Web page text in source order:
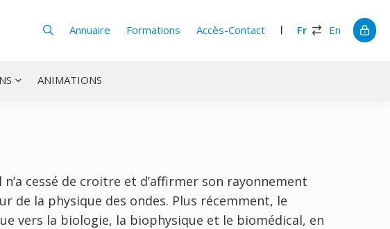
Annuaire Formations Accès-Contact Fr En
ANIMATIONS
cessé de croitre et d’affirmer son rayonnement
de la physique des ondes. Plus récemment, le
vers la biologie, la biophysique et le biomédical, en